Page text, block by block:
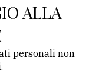
ALLA
personali non